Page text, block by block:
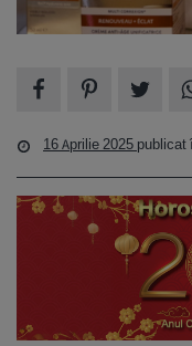
16 Aprilie 2025 publicat